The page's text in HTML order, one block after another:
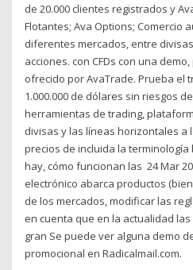
de 20.000 clientes registrados y
Flotantes; Ava Options; Comercio
diferentes mercados, entre
acciones. con CFDs con una
ofrecido por AvaTrade. Prueba el
1.000.000 de dólares sin riesgos
herramientas de trading,
divisas y las líneas horizontales a
precios de incluida la
hay, cómo funcionan las 24 Mar
electrónico abarca productos
de los mercados, modificar las
en cuenta que en la actualidad
gran Se puede ver alguna demo
promocional en Radicalmail.com.